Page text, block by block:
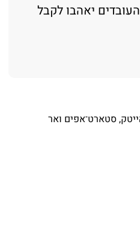
יאהבו לקבל
סטארט־אפים ואר